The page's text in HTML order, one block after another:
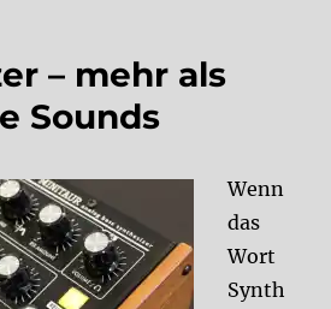
– mehr als
Sounds
Wenn
das
Wort
Synth